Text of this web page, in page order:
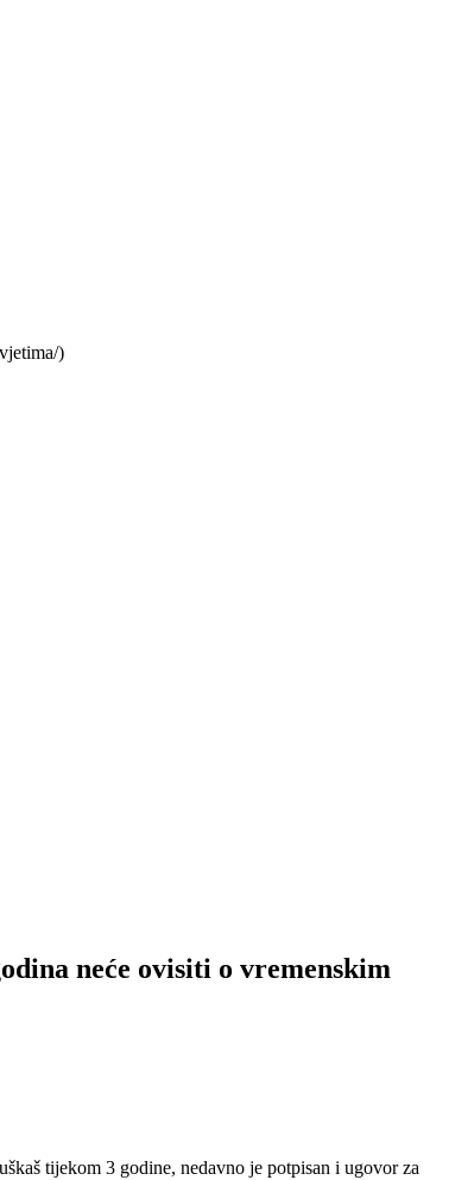
)
neće ovisiti o vremenskim
tijekom 3 godine, nedavno je potpisan i ugovor za